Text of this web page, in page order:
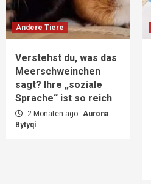
Andere Tiere
Verstehst du, was das
Meerschweinchen
sagt? Ihre „soziale
Sprache“ ist so reich
2 Monaten ago Aurona
Bytyqi